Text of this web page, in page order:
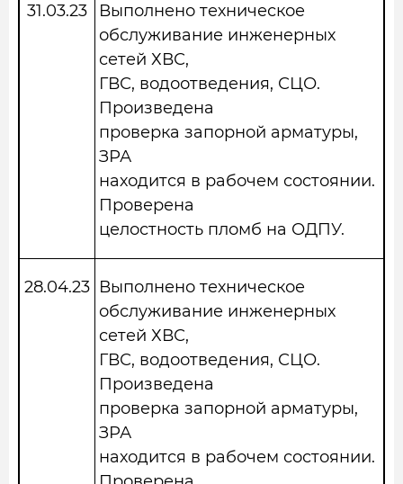
31.03.23
Выполнено техническое
обслуживание инженерных
сетей ХВС,
ГВС, водоотведения, СЦО.
Произведена
проверка запорной арматуры,
ЗРА
находится в рабочем состоянии.
Проверена
целостность пломб на ОДПУ.
28.04.23 Выполнено техническое
обслуживание инженерных
сетей ХВС,
ГВС, водоотведения, СЦО.
Произведена
проверка запорной арматуры,
ЗРА
находится в рабочем состоянии.